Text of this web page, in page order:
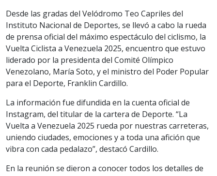
Desde las gradas del Velódromo Teo Capriles del
Instituto Nacional de Deportes, se llevó a cabo la rueda
de prensa oficial del máximo espectáculo del ciclismo, la
Vuelta Ciclista a Venezuela 2025, encuentro que estuvo
liderado por la presidenta del Comité Olímpico
Venezolano, María Soto, y el ministro del Poder Popular
para el Deporte, Franklin Cardillo.
La información fue difundida en la cuenta oficial de
Instagram, del titular de la cartera de Deporte. “La
Vuelta a Venezuela 2025 rueda por nuestras carreteras,
uniendo ciudades, emociones y a toda una afición que
vibra con cada pedalazo”, destacó Cardillo.
En la reunión se dieron a conocer todos los detalles de